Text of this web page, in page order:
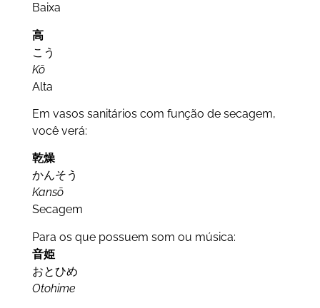
Baixa
高
こう
Kō
Alta
Em vasos sanitários com função de secagem,
você verá:
乾燥
かんそう
Kansō
Secagem
Para os que possuem som ou música:
音姫
おとひめ
Otohime